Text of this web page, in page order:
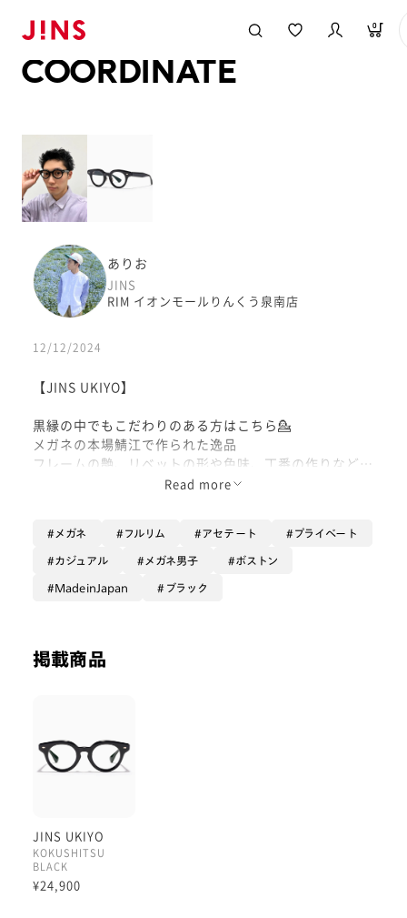
0
COORDINATE
ありお
JINS
RIM イオンモールりんくう泉南店
12/12/2024
【JINS UKIYO】
黒縁の中でもこだわりのある方はこちら💁
メガネの本場鯖江で作られた逸品
フレームの艶、リベットの形や色味、丁番の作りなどど
こをとっても鯖江の職人さんたちの技術が光る素晴らし
一部店舗限定商品なので是非オンラインにて！
Read more
メガネ フルリム アセテート プライベート
カジュアル メガネ男子 ボストン
MadeinJapan ブラック
掲載商品
JINS UKIYO
KOKUSHITSU
BLACK
¥24,900